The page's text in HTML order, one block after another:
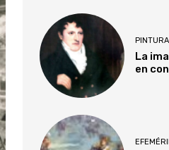
PINTURA
La
en